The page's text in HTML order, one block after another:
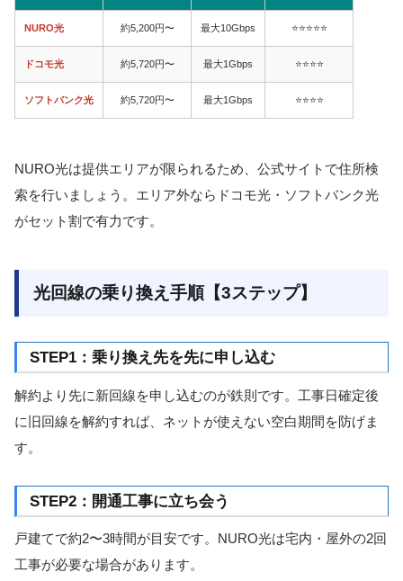
NURO光 約5,200円〜 最大10Gbps ⭐⭐⭐⭐⭐
ドコモ光 約5,720円〜 最大1Gbps ⭐⭐⭐⭐
ソフトバンク光 約5,720円〜 最大1Gbps ⭐⭐⭐⭐
NURO光は提供エリアが限られるため、公式サイトで住所検
索を行いましょう。エリア外ならドコモ光・ソフトバンク光
がセット割で有力です。
光回線の乗り換え手順【3ステップ】
STEP1：乗り換え先を先に申し込む
解約より先に新回線を申し込むのが鉄則です。工事日確定後
に旧回線を解約すれば、ネットが使えない空白期間を防げま
す。
STEP2：開通工事に立ち会う
戸建てで約2〜3時間が目安です。NURO光は宅内・屋外の2回
工事が必要な場合があります。